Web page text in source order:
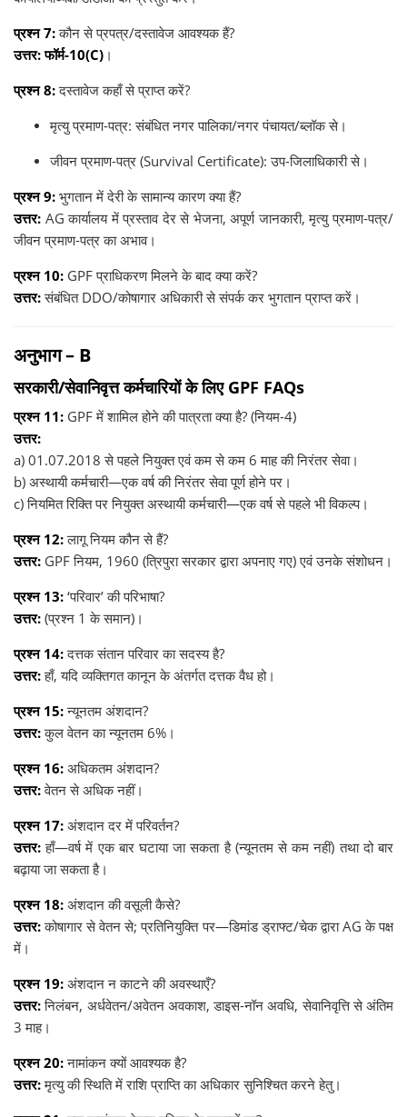
प्रश्न 7:कौन से प्रपत्र/दस्तावेज आवश्यक हैं?
उत्तर: फॉर्म-10(C) ।
प्रश्न 8:दस्तावेज कहाँ से प्राप्त करें?
मृत्यु प्रमाण-पत्र: संबंधित नगर पालिका/नगर पंचायत/ब्लॉक से।
जीवन प्रमाण-पत्र (Survival Certificate): उप-जिलाधिकारी से।
प्रश्न 9: भुगतान में देरी के सामान्य कारण क्या हैं?
उत्तर: AG कार्यालय में प्रस्ताव देर से भेजना, अपूर्ण जानकारी, मृत्यु प्रमाण-पत्र/
जीवन प्रमाण-पत्र का अभाव।
प्रश्न 10: GPF प्राधिकरण मिलने के बाद क्या करें?
उत्तर:संबंधित DDO/कोषागार अधिकारी से संपर्क कर भुगतान प्राप्त करें।
अनुभाग – B
सरकारी/सेवानिवृत्त कर्मचारियों के लिए GPF FAQs
प्रश्न 11: GPF में शामिल होने की पात्रता क्या है? (नियम-4)
उत्तर:
a) 01.07.2018 से पहले नियुक्त एवं कम से कम 6 माह की निरंतर सेवा।
b) अस्थायी कर्मचारी—एक वर्ष की निरंतर सेवा पूर्ण होने पर।
c) नियमित रिक्ति पर नियुक्त अस्थायी कर्मचारी—एक वर्ष से पहले भी विकल्प।
प्रश्न 12:लागू नियम कौन से हैं?
उत्तर: GPF नियम, 1960 (त्रिपुरा सरकार द्वारा अपनाए गए) एवं उनके संशोधन।
प्रश्न 13: ‘परिवार’ की परिभाषा?
उत्तर: (प्रश्न 1 के समान)।
प्रश्न 14:दत्तक संतान परिवार का सदस्य है?
उत्तर:हाँ, यदि व्यक्तिगत कानून के अंतर्गत दत्तक वैध हो।
प्रश्न 15:न्यूनतम अंशदान?
उत्तर:कुल वेतन का न्यूनतम 6%।
प्रश्न 16: अधिकतम अंशदान?
उत्तर:वेतन से अधिक नहीं।
प्रश्न 17: अंशदान दर में परिवर्तन?
उत्तर: हाँ—वर्ष में एक बार घटाया जा सकता है (न्यूनतम से कम नहीं) तथा दो बार
बढ़ाया जा सकता है।
प्रश्न 18: अंशदान की वसूली कैसे?
उत्तर:कोषागार से वेतन से; प्रतिनियुक्ति पर—डिमांड ड्राफ्ट/चेक द्वारा AG के पक्ष
में।
प्रश्न 19: अंशदान न काटने की अवस्थाएँ?
उत्तर:निलंबन, अर्धवेतन/अवेतन अवकाश, डाइस-नॉन अवधि, सेवानिवृत्ति से अंतिम
3 माह।
प्रश्न 20:नामांकन क्यों आवश्यक है?
उत्तर:मृत्यु की स्थिति में राशि प्राप्ति का अधिकार सुनिश्चित करने हेतु।